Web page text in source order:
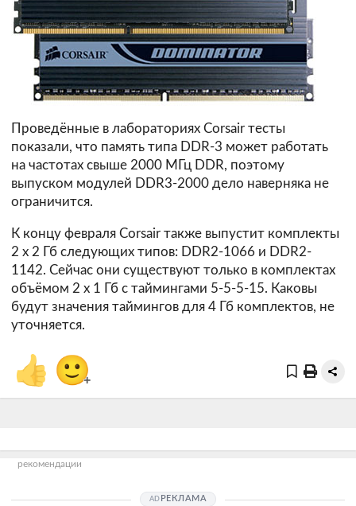
Проведённые в лабораториях Corsair тесты
показали, что память типа DDR-3 может работать
на частотах свыше 2000 МГц DDR, поэтому
выпуском модулей DDR3-2000 дело наверняка не
ограничится.
К концу февраля Corsair также выпустит комплекты
2 х 2 Гб следующих типов: DDR2-1066 и DDR2-
1142. Сейчас они существуют только в комплектах
объёмом 2 х 1 Гб с таймингами 5-5-5-15. Каковы
будут значения таймингов для 4 Гб комплектов, не
уточняется.
👍 🙂+
рекомендации
РЕКЛАМА